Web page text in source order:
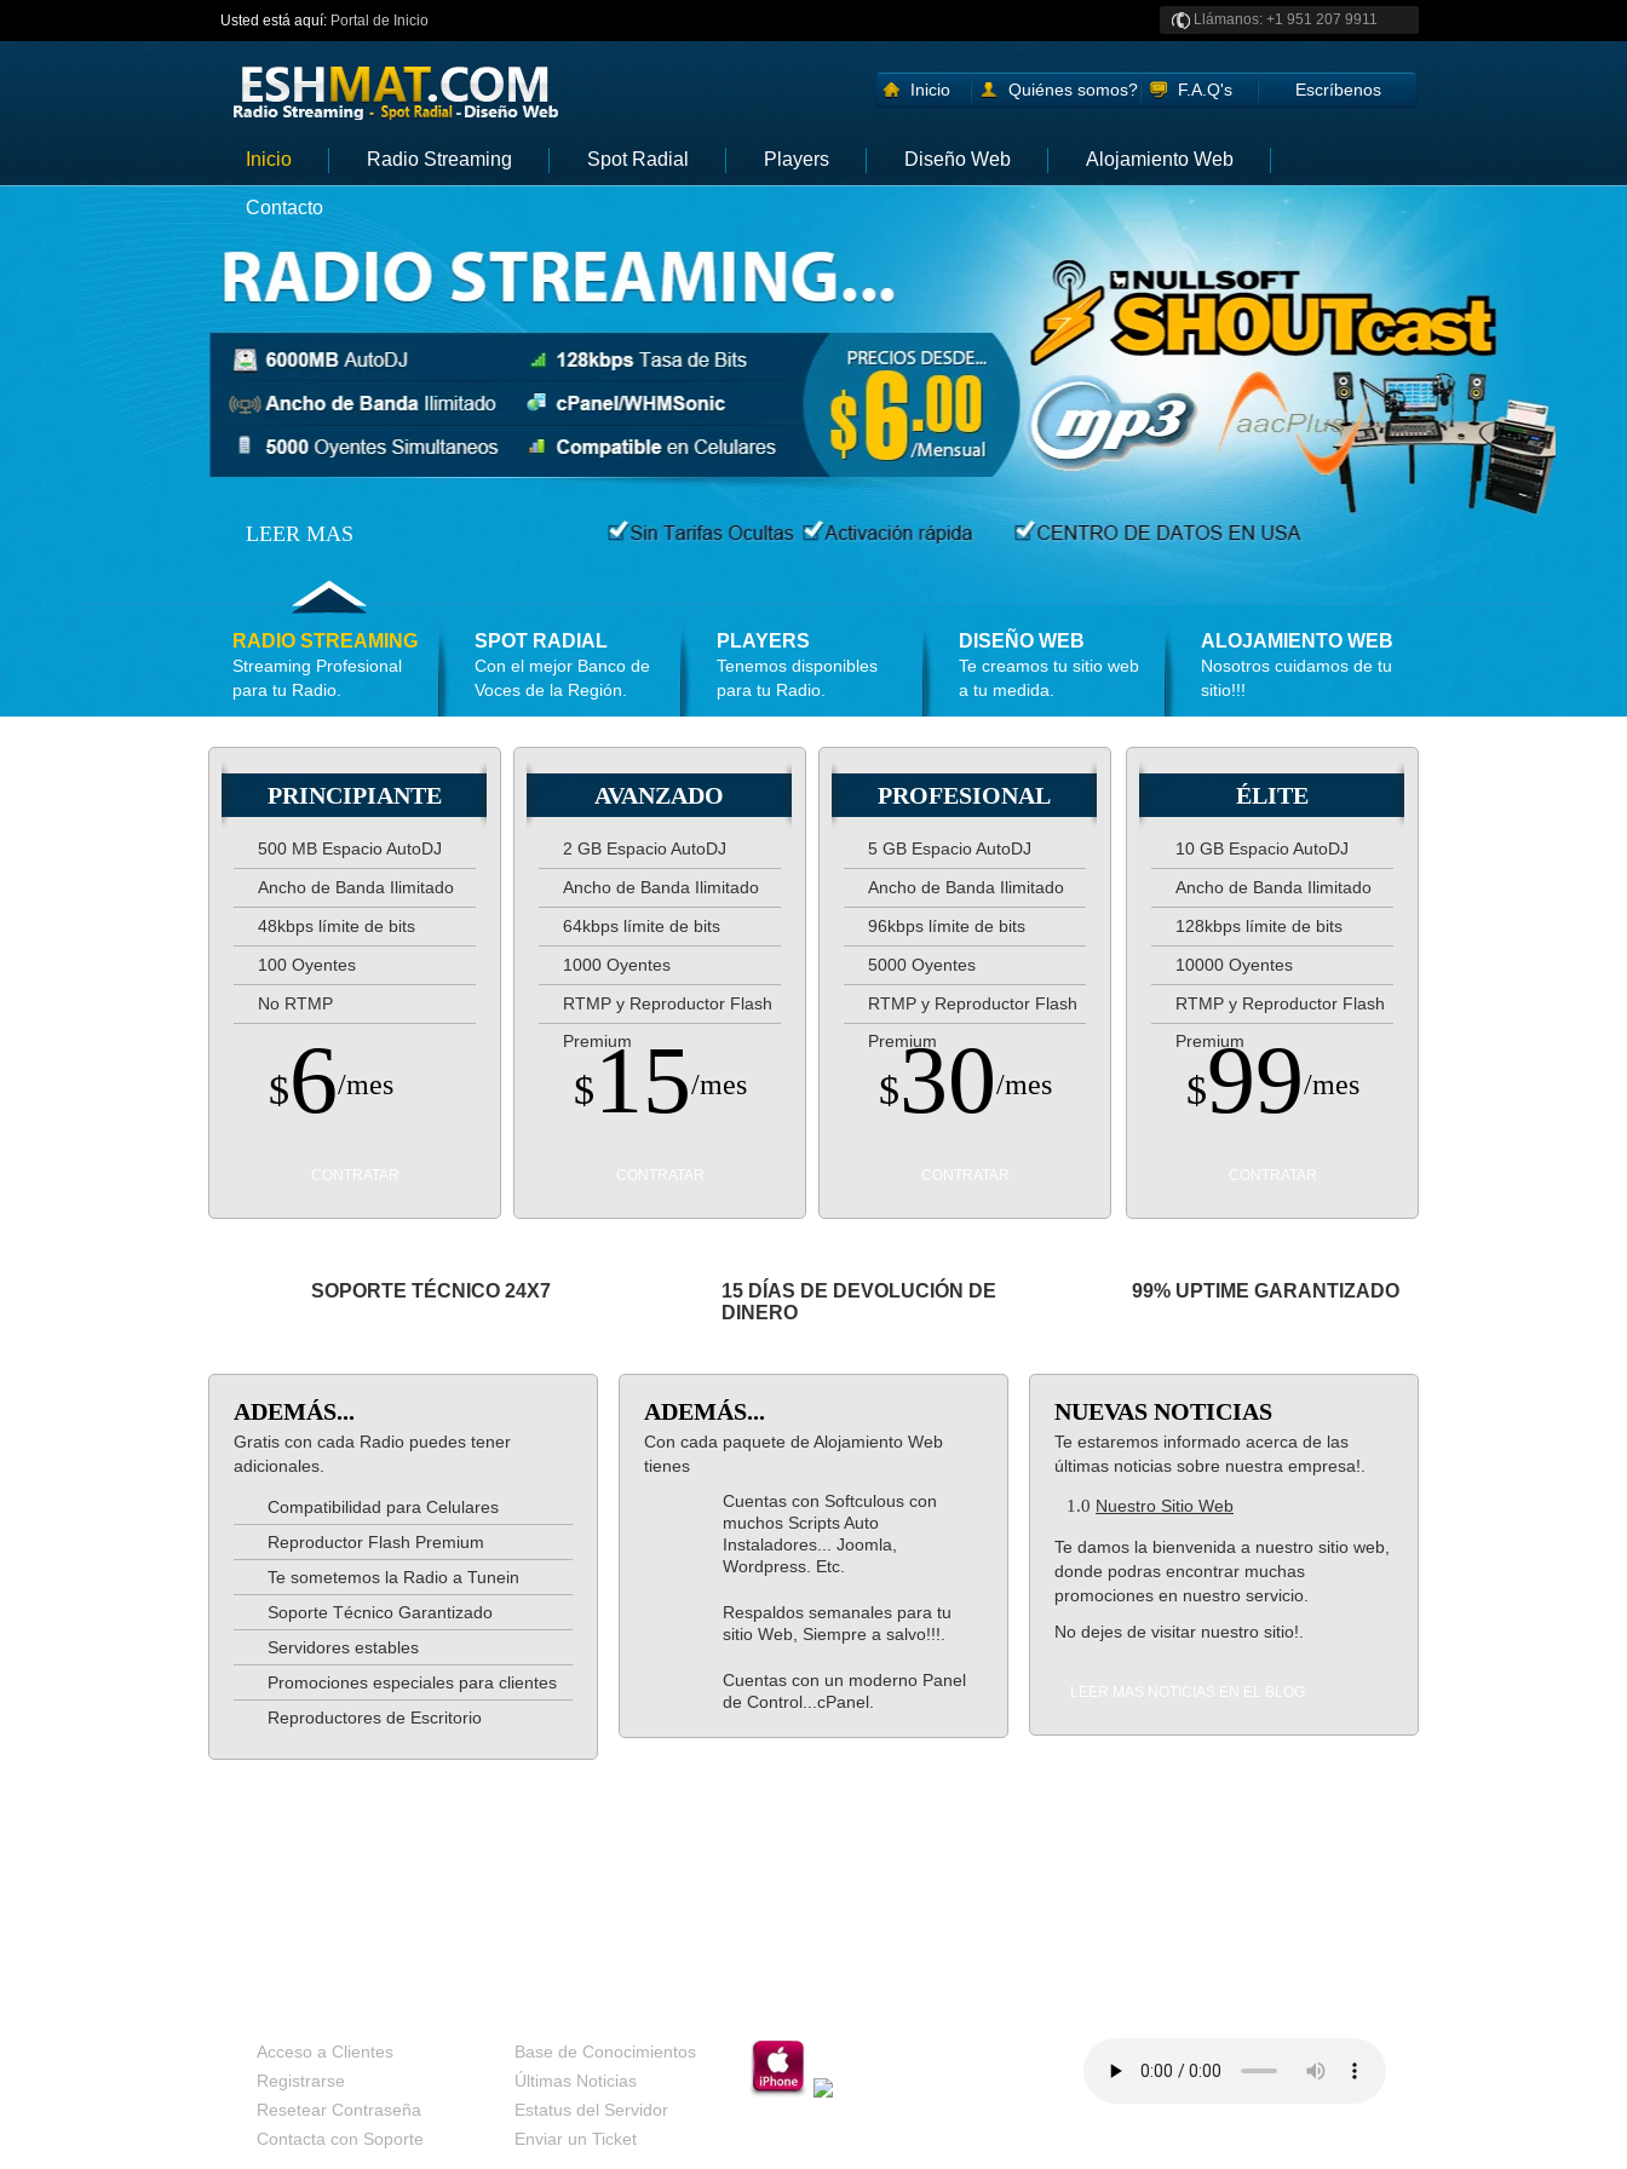
Usted está aquí: Portal de Inicio
Llámanos: +1 951 207 9911
(USA)
Inicio Quiénes somos? F.A.Q's Escríbenos
Inicio Radio Streaming Spot Radial Players Diseño Web Alojamiento Web
Contacto
LEER MAS
RADIO STREAMING
Streaming Profesional
para tu Radio.
SPOT RADIAL
Con el mejor Banco de
Voces de la Región.
PLAYERS
Tenemos disponibles
para tu Radio.
DISEÑO WEB
Te creamos tu sitio web
a tu medida.
ALOJAMIENTO WEB
Nosotros cuidamos de tu
sitio!!!
PRINCIPIANTE
500 MB Espacio AutoDJ
Ancho de Banda Ilimitado
48kbps límite de bits
100 Oyentes
No RTMP
$6/mes
CONTRATAR
AVANZADO
2 GB Espacio AutoDJ
Ancho de Banda Ilimitado
64kbps límite de bits
1000 Oyentes
RTMP y Reproductor Flash
Premium
$15/mes
CONTRATAR
PROFESIONAL
5 GB Espacio AutoDJ
Ancho de Banda Ilimitado
96kbps límite de bits
5000 Oyentes
RTMP y Reproductor Flash
Premium
$30/mes
CONTRATAR
ÉLITE
10 GB Espacio AutoDJ
Ancho de Banda Ilimitado
128kbps límite de bits
10000 Oyentes
RTMP y Reproductor Flash
Premium
$99/mes
CONTRATAR
SOPORTE TÉCNICO 24X7
15 DÍAS DE DEVOLUCIÓN DE
DINERO
99% UPTIME GARANTIZADO
ADEMÁS...
Gratis con cada Radio puedes tener
adicionales.
Compatibilidad para Celulares
Reproductor Flash Premium
Te sometemos la Radio a Tunein
Soporte Técnico Garantizado
Servidores estables
Promociones especiales para clientes
Reproductores de Escritorio
ADEMÁS...
Con cada paquete de Alojamiento Web
tienes
Cuentas con Softculous con
muchos Scripts Auto
Instaladores... Joomla,
Wordpress. Etc.
Respaldos semanales para tu
sitio Web, Siempre a salvo!!!.
Cuentas con un moderno Panel
de Control...cPanel.
NUEVAS NOTICIAS
Te estaremos informado acerca de las
últimas noticias sobre nuestra empresa!.
1.0 Nuestro Sitio Web
Te damos la bienvenida a nuestro sitio web,
donde podras encontrar muchas
promociones en nuestro servicio.
No dejes de visitar nuestro sitio!.
LEER MAS NOTICIAS EN EL BLOG
Acceso a Clientes
Registrarse
Resetear Contraseña
Contacta con Soporte
Base de Conocimientos
Últimas Noticias
Estatus del Servidor
Enviar un Ticket